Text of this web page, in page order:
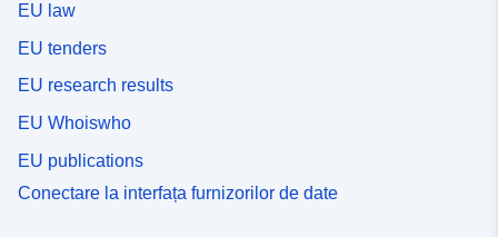
EU law
EU tenders
EU research results
EU Whoiswho
EU publications
Conectare la interfața furnizorilor de date